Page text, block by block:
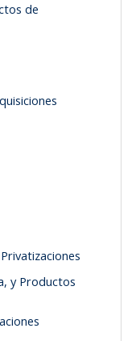
de
y Productos